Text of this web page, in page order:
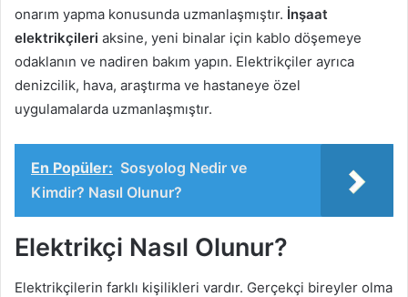
onarım yapma konusunda uzmanlaşmıştır. İnşaat
elektrikçileri aksine, yeni binalar için kablo döşemeye
odaklanın ve nadiren bakım yapın. Elektrikçiler ayrıca
denizcilik, hava, araştırma ve hastaneye özel
uygulamalarda uzmanlaşmıştır.
En Popüler: Sosyolog Nedir ve
Kimdir? Nasıl Olunur?
Elektrikçi Nasıl Olunur?
Elektrikçilerin farklı kişilikleri vardır. Gerçekçi bireyler olma